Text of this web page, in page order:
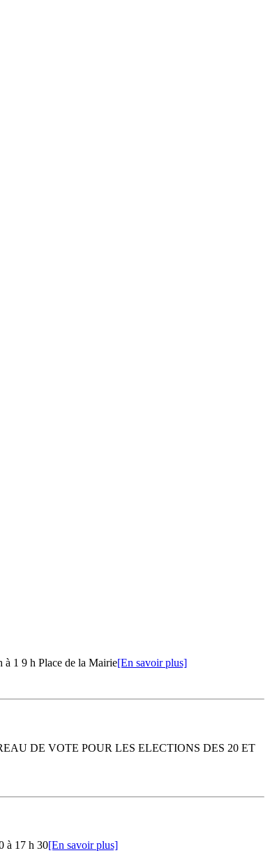
à 1 9 h Place de la Mairie[En savoir plus]
DE VOTE POUR LES ELECTIONS DES 20 ET
à 17 h 30[En savoir plus]